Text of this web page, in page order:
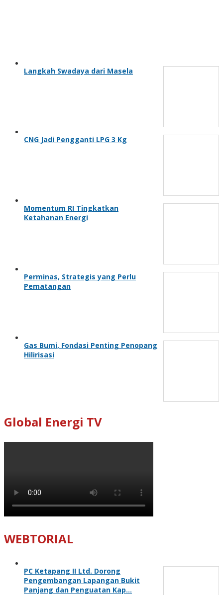
Langkah Swadaya dari Masela
CNG Jadi Pengganti LPG 3 Kg
Momentum RI Tingkatkan
Ketahanan Energi
Perminas, Strategis yang Perlu
Pematangan
Gas Bumi, Fondasi Penting Penopang
Hilirisasi
Global Energi TV
WEBTORIAL
PC Ketapang II Ltd. Dorong
Pengembangan Lapangan Bukit
Panjang dan Penguatan Kap…